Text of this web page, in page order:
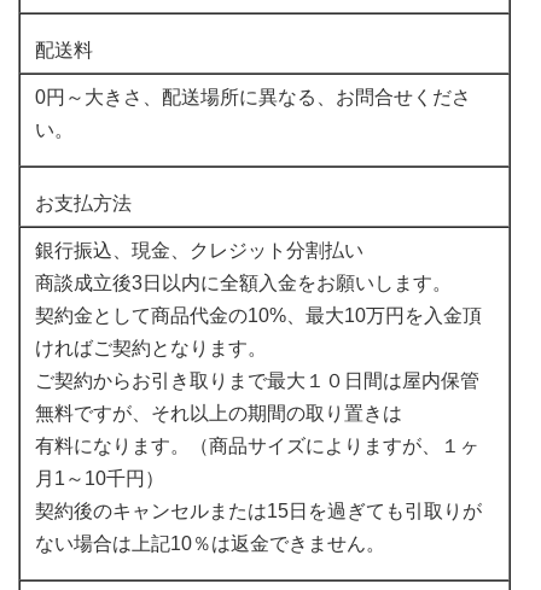
配送料
0円～大きさ、配送場所に異なる、お問合せくださ
い。
お支払方法
銀行振込、現金、クレジット分割払い
商談成立後3日以内に全額入金をお願いします。
契約金として商品代金の10%、最大10万円を入金頂
ければご契約となります。
ご契約からお引き取りまで最大１０日間は屋内保管
無料ですが、それ以上の期間の取り置きは
有料になります。（商品サイズによりますが、１ヶ
月1～10千円）
契約後のキャンセルまたは15日を過ぎても引取りが
ない場合は上記10％は返金できません。